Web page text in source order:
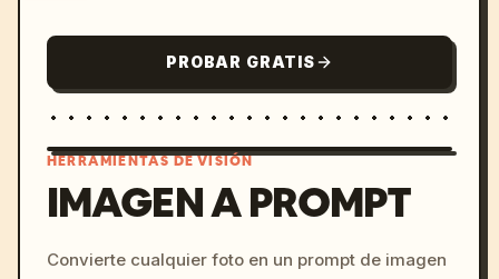
PROBAR GRATIS
c, cyberpunk sunset, neon
HERRAMIENTAS DE VISIÓN
IMAGEN A PROMPT
Convierte cualquier foto en un prompt de imagen